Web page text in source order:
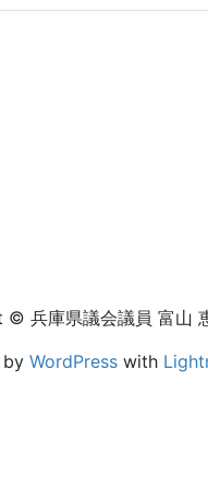
兵庫県議会議員 富山
by WordPress with